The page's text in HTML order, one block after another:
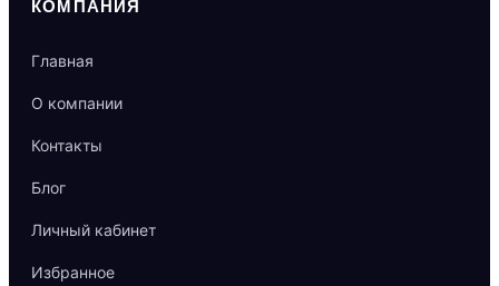
КОМПАНИЯ
Главная
О компании
Контакты
Блог
Личный кабинет
Избранное